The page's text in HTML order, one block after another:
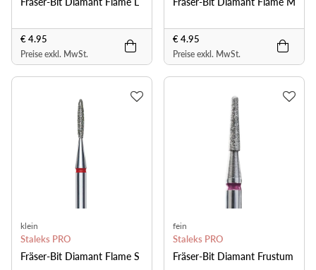
€ 4.95
Preise exkl. MwSt.
€ 4.95
Preise exkl. MwSt.
klein
Staleks PRO
Fräser-Bit Diamant Flame S
fein
Staleks PRO
Fräser-Bit Diamant Frustum